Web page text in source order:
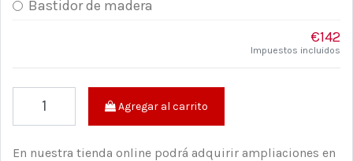
Bastidor de madera
€142
Impuestos incluidos
Agregar al carrito
En nuestra tienda online podrá adquirir ampliaciones en